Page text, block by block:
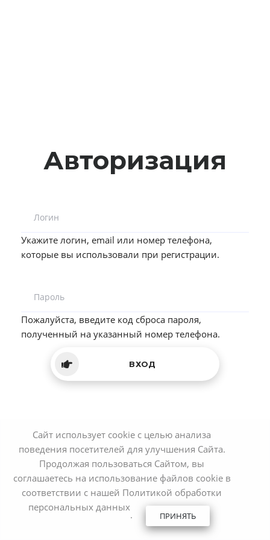
Авторизация
Логин
Укажите логин, email или номер телефона,
которые вы использовали при регистрации.
Пароль
Пожалуйста, введите код сброса пароля,
полученный на указанный номер телефона.
ВХОД
Сайт использует cookie с целью анализа
поведения посетителей для улучшения Сайта.
Продолжая пользоваться Сайтом, вы
соглашаетесь на использование файлов cookie в
соответствии с нашей Политикой обработки
персональных данных
. ПРИНЯТЬ